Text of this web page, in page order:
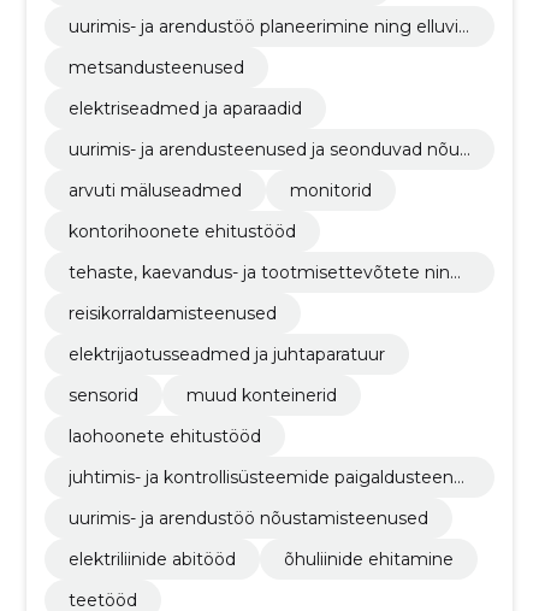
uurimis- ja arendustöö planeerimine ning elluvii
metsandusteenused
elektriseadmed ja aparaadid
uurimis- ja arendusteenused ja seonduvad nõus
arvuti mäluseadmed
monitorid
kontorihoonete ehitustööd
tehaste, kaevandus- ja tootmisettevõtete ning
reisikorraldamisteenused
elektrijaotusseadmed ja juhtaparatuur
sensorid
muud konteinerid
laohoonete ehitustööd
juhtimis- ja kontrollisüsteemide paigaldusteenu
uurimis- ja arendustöö nõustamisteenused
elektriliinide abitööd
õhuliinide ehitamine
teetööd